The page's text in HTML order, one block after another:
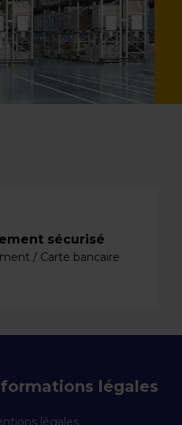
sécurisé
/ Carte bancaire
légales
légales